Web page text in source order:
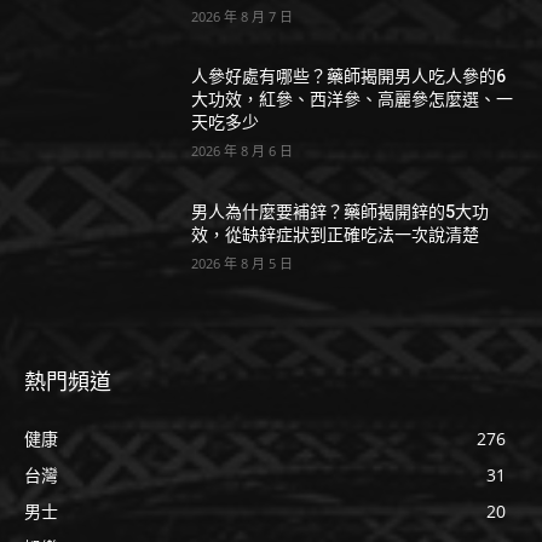
2026 年 8 月 7 日
人參好處有哪些？藥師揭開男人吃人參的6
大功效，紅參、西洋參、高麗參怎麼選、一
天吃多少
2026 年 8 月 6 日
男人為什麼要補鋅？藥師揭開鋅的5大功
效，從缺鋅症狀到正確吃法一次說清楚
2026 年 8 月 5 日
熱門頻道
健康
276
台灣
31
男士
20